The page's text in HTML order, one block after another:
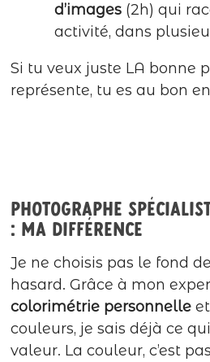
d’images (2h) qui
activité, dans
Si tu veux juste LA bonne
représente, tu es au bon
Photographe
: ma différence
Je ne choisis pas le fond
hasard. Grâce à mon
colorimétrie personnelle
couleurs, je sais déjà ce
valeur. La couleur, c’est